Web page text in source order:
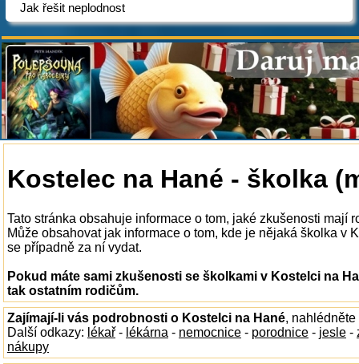
Jak řešit neplodnost
Kostelec na Hané - školka
Tato stránka obsahuje informace o tom, jaké zkušenosti mají
Může obsahovat jak informace o tom, kde je nějaká školka v
se případně za ní vydat.
Pokud máte sami zkušenosti se školkami v Kostelci na
tak ostatním rodičům.
Zajímají-li vás podrobnosti o Kostelci na Hané,
Další odkazy: lékař - lékárna - nemocnice - porodnice - jesle -
nákupy